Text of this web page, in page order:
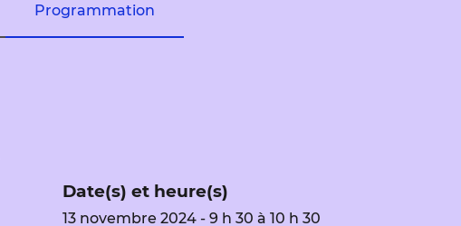
Programmation
Date(s) et heure(s)
13 novembre 2024 - 9 h 30 à 10 h 30